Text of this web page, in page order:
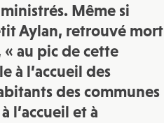
Même si
Aylan, retrouvé mort
« au pic de cette
à l’accueil des
des communes
l’accueil et à